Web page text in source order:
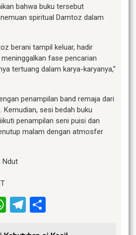
bahwa buku tersebut
spiritual Damtoz dalam
berani tampil keluar, hadir
fase pencarian
tertuang dalam karya-karyanya,”
penampilan band remaja dari
Kemudian, sesi bedah buku
penampilan seni puisi dan
malam dengan atmosfer
Ndut
WhatsApp
Telegram